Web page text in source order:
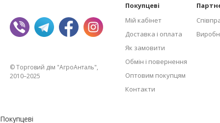
© Торговий дім "АгроАнталь",
2010–2025
Покупцеві
Мій кабінет
Доставка і оплата
Як замовити
Обмін і повернення
Оптовим покупцям
Контакти
Покупцеві